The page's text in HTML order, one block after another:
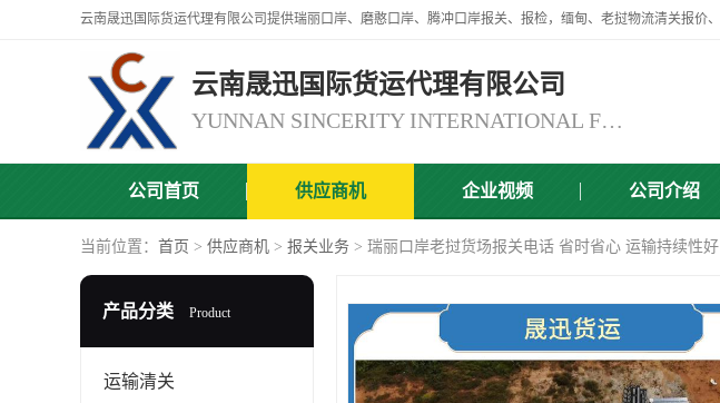
云南晟迅国际货运代理有限公司
YUNNAN SINCERITY INTERNATIONAL FREIGHT FOR WARDING CO.,LTD
公司首页 供应商机 企业视频 公司介绍
当前位置： 首页 > 供应商机 > 报关业务 > 瑞丽口岸老挝货场报关电话 省时省心 运输持续性好
产品分类 Product
运输清关